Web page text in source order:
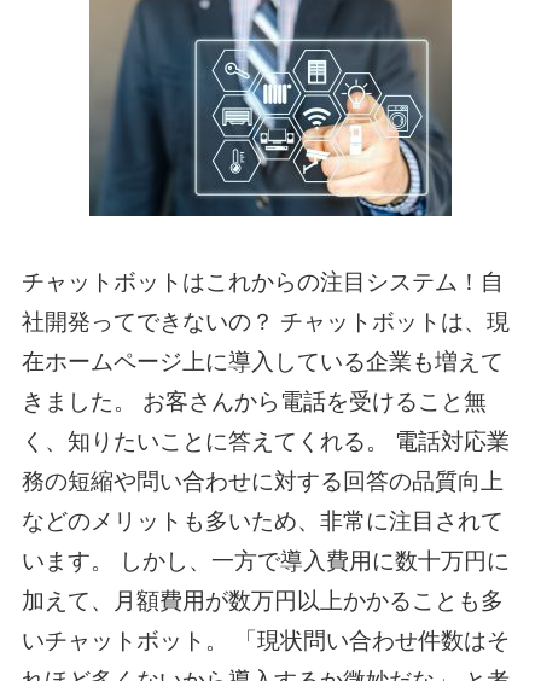
チャットボットはこれからの注目システム！自
社開発ってできないの？ チャットボットは、現
在ホームページ上に導入している企業も増えて
きました。 お客さんから電話を受けること無
く、知りたいことに答えてくれる。 電話対応業
務の短縮や問い合わせに対する回答の品質向上
などのメリットも多いため、非常に注目されて
います。 しかし、一方で導入費用に数十万円に
加えて、月額費用が数万円以上かかることも多
いチャットボット。 「現状問い合わせ件数はそ